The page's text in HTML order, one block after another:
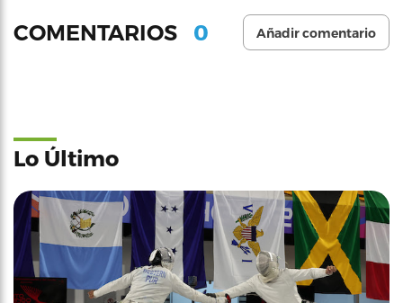
COMENTARIOS 0 Añadir comentario
Lo Último